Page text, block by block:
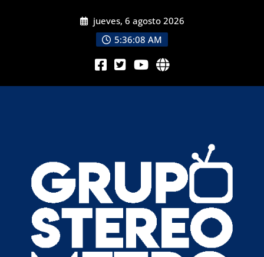
jueves, 6 agosto 2026
5:36:10 AM